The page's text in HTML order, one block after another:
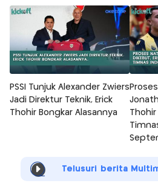
PSSI Tunjuk Alexander Zwiers
Jadi Direktur Teknik, Erick
Thohir Bongkar Alasannya
Telusuri berita